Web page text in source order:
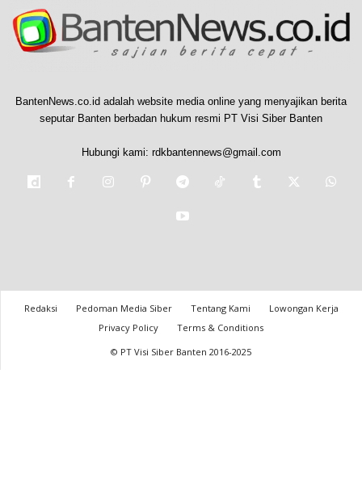
BantenNews.co.id adalah website media online yang menyajikan berita
seputar Banten berbadan hukum resmi PT Visi Siber Banten
Hubungi kami: rdkbantennews@gmail.com
Redaksi Pedoman Media Siber Tentang Kami
Lowongan Kerja
Privacy Policy
Terms & Conditions
© PT Visi Siber Banten 2016-2025